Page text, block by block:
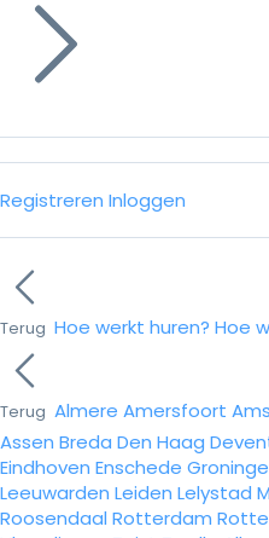
Registreren Inloggen
Terug Hoe werkt huren? Hoe
Terug Almere Amersfoort
Assen Breda Den Haag
Eindhoven Enschede
Leeuwarden Leiden Lelystad
Roosendaal Rotterdam